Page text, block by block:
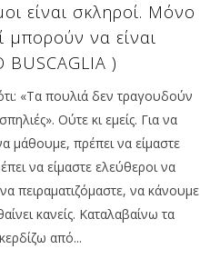
είναι σκληροί. Μόνο
μπορούν να είναι
BUSCAGLIA )
«Τα πουλιά δεν τραγουδούν
Ούτε κι εμείς. Για να
μάθουμε, πρέπει να είμαστε
να είμαστε ελεύθεροι να
πειραματιζόμαστε, να κάνουμε
κανείς. Καταλαβαίνω τα
από...